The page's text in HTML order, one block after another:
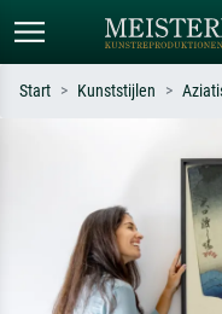
Zoek op kunstenaar, titel of
Monet, Sterrennacht,
Hokusai-golf, naakt.
Start Kunststijlen